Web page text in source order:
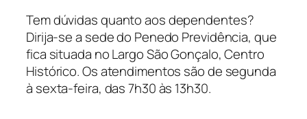
Tem dúvidas quanto aos dependentes?
Dirija-se a sede do Penedo Previdência, que
fica situada no Largo São Gonçalo, Centro
Histórico. Os atendimentos são de segunda
à sexta-feira, das 7h30 às 13h30.